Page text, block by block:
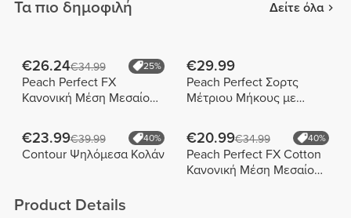
Τα πιο δημοφιλή Δείτε όλα
€26.24€34.99 25%
Peach Perfect FX
Κανονική Μέση Μεσαίου
€29.99
Peach Perfect Σορτς
Μέτριου Μήκους με
€23.99€39.99 40%
Contour Ψηλόμεσα Κολάν
€20.99€34.99 40%
Peach Perfect FX Cotton
Κανονική Μέση Μεσαίου
Product Details